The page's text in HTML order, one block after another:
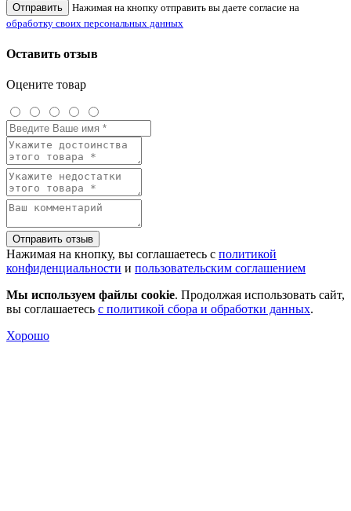
Отправить
Нажимая на кнопку отправить вы даете согласие на
обработку своих персональных данных
Оставить отзыв
Оцените товар
Отправить отзыв
Нажимая на кнопку, вы соглашаетесь с политикой
конфиденциальности и пользовательским соглашением
Мы используем файлы cookie. Продолжая использовать сайт,
вы соглашаетесь с политикой сбора и обработки данных.
Хорошо